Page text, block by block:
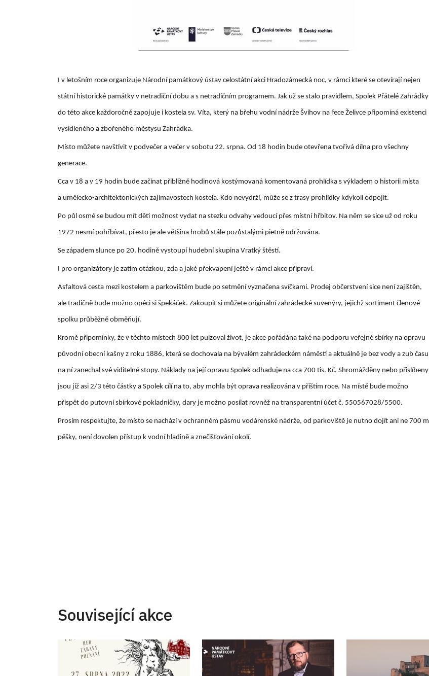
I v letošním roce organizuje Národní památkový ústav celostátní akci Hradozámecká noc, v rámci které se otevírají nejen
státní historické památky v netradiční dobu a s netradičním programem. Jak už se stalo pravidlem, Spolek Přátelé Zahrádky
do této akce každoročně zapojuje i kostela sv. Víta, který na břehu vodní nádrže Švihov na řece Želivce připomíná existenci
vysídleného a zbořeného městysu Zahrádka.
Místo můžete navštívit v podvečer a večer v sobotu 22. srpna. Od 18 hodin bude otevřena tvořivá dílna pro všechny
generace.
Cca v 18 a v 19 hodin bude začínat přibližně hodinová kostýmovaná komentovaná prohlídka s výkladem o historii místa
a umělecko-architektonických zajímavostech kostela. Kdo nevydrží, může se z trasy prohlídky kdykoli odpojit.
Po půl osmé se budou mít děti možnost vydat na stezku odvahy vedoucí přes místní hřbitov. Na něm se sice už od roku
1972 nesmí pohřbívat, přesto je ale většina hrobů stále pozůstalými pietně udržována.
Se západem slunce po 20. hodině vystoupí hudební skupina Vratký štěstí.
I pro organizátory je zatím otázkou, zda a jaké překvapení ještě v rámci akce připraví.
Asfaltová cesta mezi kostelem a parkovištěm bude po setmění vyznačena svíčkami. Prodej občerstvení sice není zajištěn,
ale tradičně bude možno opéci si špekáček. Zakoupit si můžete originální zahrádecké suvenýry, jejichž sortiment členové
spolku průběžně obměňují.
Kromě připomínky, že v těchto místech 800 let pulzoval život, je akce pořádána také na podporu veřejné sbírky na opravu
původní obecní kašny z roku 1886, která se dochovala na bývalém zahrádeckém náměstí a aktuálně je bez vody a zub času
na ní zanechal své viditelné stopy. Náklady na její opravu Spolek odhaduje na cca 700 tis. Kč. Shromážděny nebo přislíbeny
jsou již asi 2/3 této částky a Spolek cílí na to, aby mohla být oprava realizována v příštím roce. Na místě bude možno
přispět do putovní sbírkové pokladničky, dary je možno posílat rovněž na transparentní účet č. 550567028/5500.
Prosím respektujte, že místo se nachází v ochranném pásmu vodárenské nádrže, od parkoviště je nutno dojít ani ne 700 m
pěšky, není dovolen přístup k vodní hladině a znečišťování okolí.
Související akce